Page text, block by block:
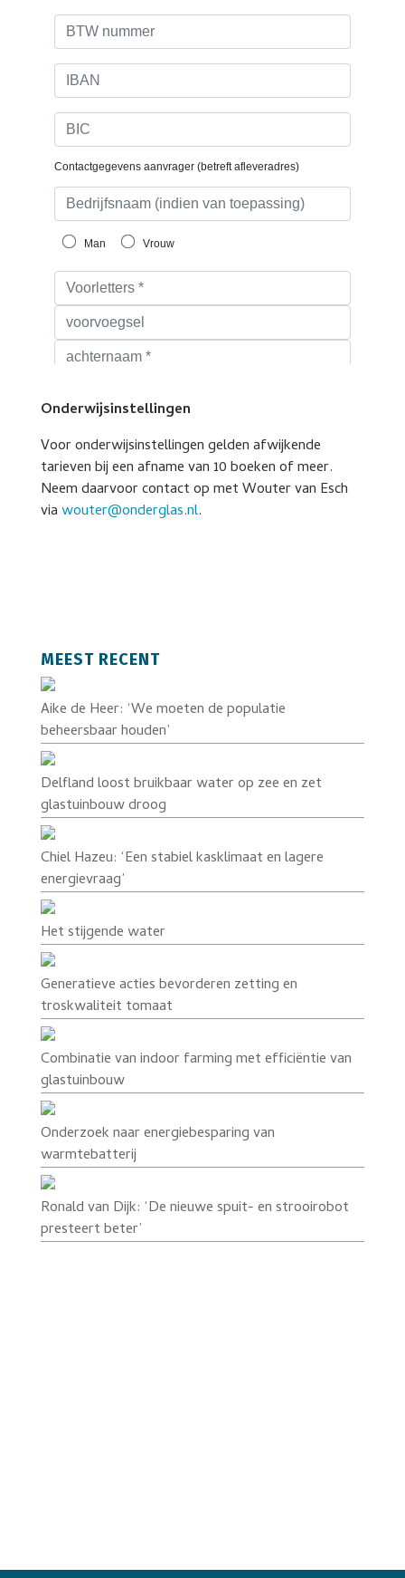
Onderwijsinstellingen
Voor onderwijsinstellingen gelden afwijkende
tarieven bij een afname van 10 boeken of meer.
Neem daarvoor contact op met Wouter van Esch
viawouter@onderglas.nl.
MEEST RECENT
Aike de Heer: ‘We moeten de populatie
beheersbaar houden’
Delfland loost bruikbaar water op zee en zet
glastuinbouw droog
Chiel Hazeu: ‘Een stabiel kasklimaat en lagere
energievraag’
Het stijgende water
Generatieve acties bevorderen zetting en
troskwaliteit tomaat
Combinatie van indoor farming met efficiëntie van
glastuinbouw
Onderzoek naar energiebesparing van
warmtebatterij
Ronald van Dijk: ‘De nieuwe spuit- en strooirobot
presteert beter’